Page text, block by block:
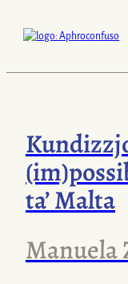
ta’ Malta
Manuela